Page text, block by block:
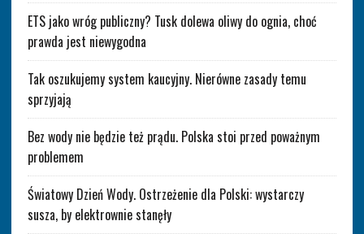
ETS jako wróg publiczny? Tusk dolewa oliwy do ognia, choć
prawda jest niewygodna
Tak oszukujemy system kaucyjny. Nierówne zasady temu
sprzyjają
Bez wody nie będzie też prądu. Polska stoi przed poważnym
problemem
Światowy Dzień Wody. Ostrzeżenie dla Polski: wystarczy
susza, by elektrownie stanęły